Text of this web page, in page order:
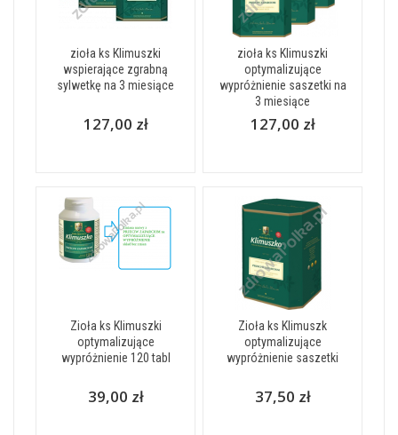
zioła ks Klimuszki
wspierające zgrabną
sylwetkę na 3 miesiące
127,00 zł
zioła ks Klimuszki
optymalizujące
wypróżnienie saszetki na
3 miesiące
127,00 zł
Zioła ks Klimuszki
optymalizujące
wypróżnienie 120 tabl
39,00 zł
Zioła ks Klimuszk
optymalizujące
wypróżnienie saszetki
37,50 zł